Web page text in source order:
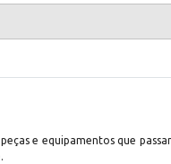
e equipamentos que